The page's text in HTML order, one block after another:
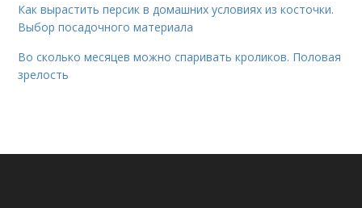
Как вырастить персик в домашних условиях из косточки.
Выбор посадочного материала
Во сколько месяцев можно спаривать кроликов. Половая
зрелость